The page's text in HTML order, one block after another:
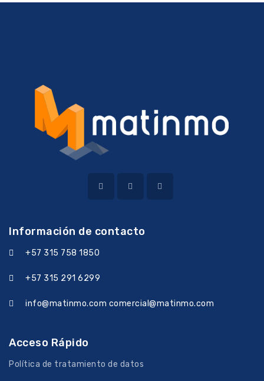
Información de contacto
+57 315 758 1850
+57 315 291 6299
info@matinmo.com comercial@matinmo.com
Acceso Rápido
Política de tratamiento de datos